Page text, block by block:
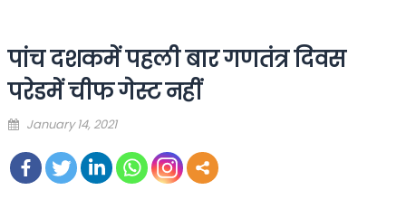
पांच दशकमें पहली बार गणतंत्र दिवस
परेडमें चीफ गेस्ट नहीं
Posted
January 14, 2021